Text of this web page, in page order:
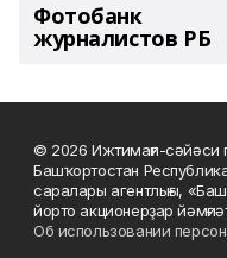
Фотобанк
журналистов РБ
© 2026 Ижтимағи-сәйәси
Башҡортостан
саралары агентлығы,
йорто акционерҙар
Об использовании